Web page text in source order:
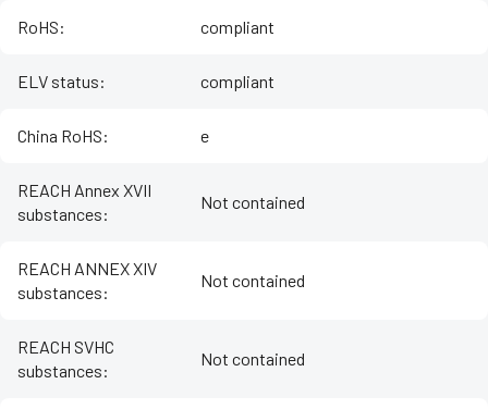
RoHS: compliant
ELV status: compliant
China RoHS: e
REACH Annex XVII
substances:
Not contained
REACH ANNEX XIV
substances:
Not contained
REACH SVHC
substances:
Not contained